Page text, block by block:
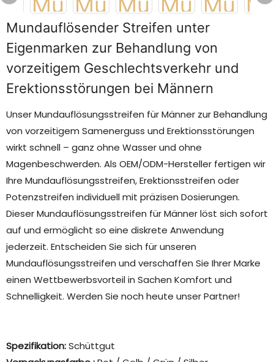
Mundauflösender Streifen unter
Eigenmarken zur Behandlung von
vorzeitigem Geschlechtsverkehr und
Erektionsstörungen bei Männern
Unser Mundauflösungsstreifen für Männer zur Behandlung
von vorzeitigem Samenerguss und Erektionsstörungen
wirkt schnell – ganz ohne Wasser und ohne
Magenbeschwerden. Als OEM/ODM-Hersteller fertigen wir
Ihre Mundauflösungsstreifen, Erektionsstreifen oder
Potenzstreifen individuell mit präzisen Dosierungen.
Dieser Mundauflösungsstreifen für Männer löst sich sofort
auf und ermöglicht so eine diskrete Anwendung
jederzeit. Entscheiden Sie sich für unseren
Mundauflösungsstreifen und verschaffen Sie Ihrer Marke
einen Wettbewerbsvorteil in Sachen Komfort und
Schnelligkeit. Werden Sie noch heute unser Partner!
Spezifikation:Schüttgut